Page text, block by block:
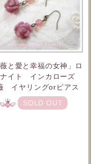
薇と愛と幸福の女神」ロ
ナイト インカローズ
イヤリングorピアス
SOLD OUT